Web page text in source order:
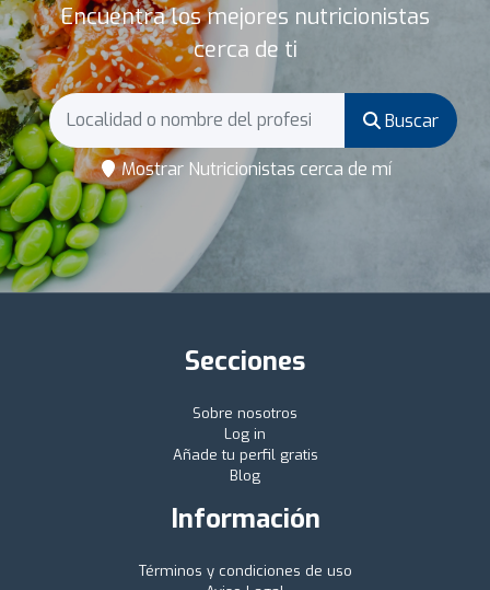
Encuentra los mejores nutricionistas
cerca de ti
Buscar
Mostrar Nutricionistas cerca de mí
Secciones
Sobre nosotros
Log in
Añade tu perfil gratis
Blog
Información
Términos y condiciones de uso